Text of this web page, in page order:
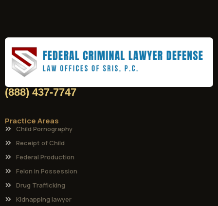
(888) 437-7747
Practice Areas
Child Pornography
Receipt of Child
Federal Production
Felon in Possession
Drug Trafficking
Kidnapping lawyer